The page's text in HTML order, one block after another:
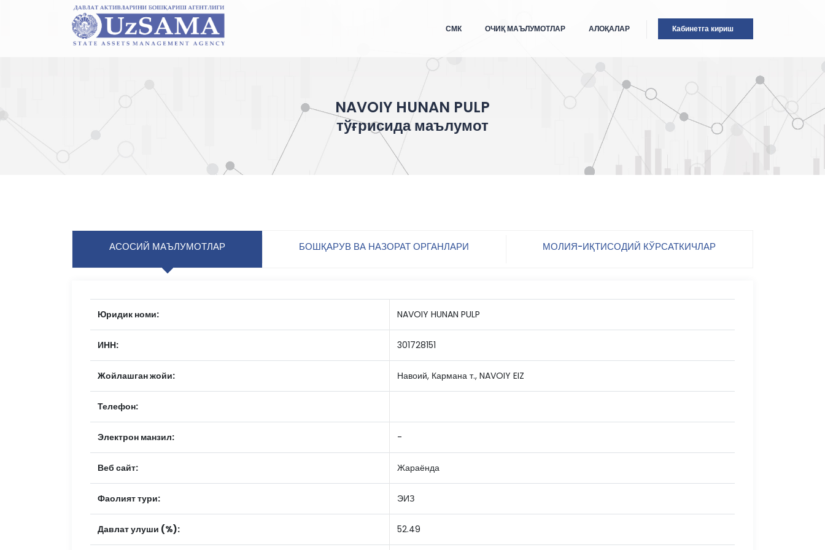
Кабинетга кириш
СМК ОЧИҚ МАЪЛУМОТЛАР АЛОҚАЛАР
NAVOIY HUNAN PULP
тўғрисида маълумот
АСОСИЙ МАЪЛУМОТЛАР БОШҚАРУВ ВА НАЗОРАТ ОРГАНЛАРИ МОЛИЯ-ИҚТИСОДИЙ КЎРСАТКИЧЛАР
Юридик номи: NAVOIY HUNAN PULP
ИНН: 301728151
Жойлашган жойи: Навоий, Кармана т., NAVOIY EIZ
Телефон:
Электрон манзил: -
Веб сайт: Жараёнда
Фаолият тури: ЭИЗ
Давлат улуши (%): 52.49